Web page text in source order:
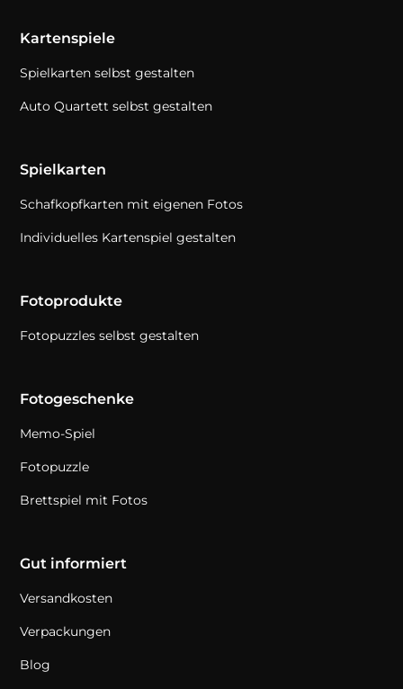
Kartenspiele
Spielkarten selbst gestalten
Auto Quartett selbst gestalten
Spielkarten
Schafkopfkarten mit eigenen Fotos
Individuelles Kartenspiel gestalten
Fotoprodukte
Fotopuzzles selbst gestalten
Fotogeschenke
Memo-Spiel
Fotopuzzle
Brettspiel mit Fotos
Gut informiert
Versandkosten
Verpackungen
Blog